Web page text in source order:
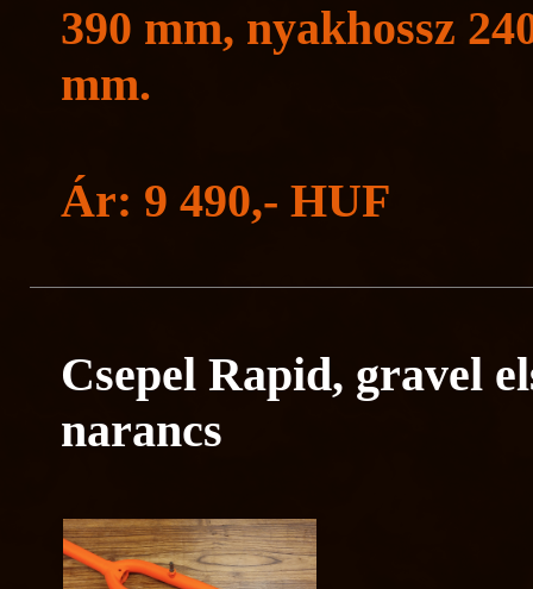
390 mm, nyakhossz
mm.
Ár: 9 490,- HUF
Csepel Rapid, gravel
narancs